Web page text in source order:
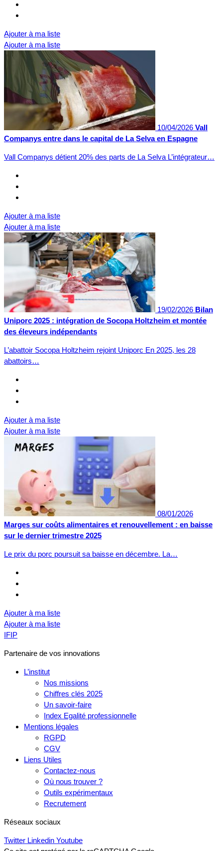
Ajouter à ma liste
Ajouter à ma liste
10/04/2026 Vall
Companys entre dans le capital de La Selva en Espagne
Vall Companys détient 20% des parts de La Selva L’intégrateur…
Ajouter à ma liste
Ajouter à ma liste
19/02/2026 Bilan
Uniporc 2025 : intégration de Socopa Holtzheim et montée
des éleveurs indépendants
L’abattoir Socopa Holtzheim rejoint Uniporc En 2025, les 28
abattoirs…
Ajouter à ma liste
Ajouter à ma liste
08/01/2026
Marges sur coûts alimentaires et renouvellement : en baisse
sur le dernier trimestre 2025
Le prix du porc poursuit sa baisse en décembre. La…
Ajouter à ma liste
Ajouter à ma liste
IFIP
Partenaire de vos innovations
L’institut
Nos missions
Chiffres clés 2025
Un savoir-faire
Index Egalité professionnelle
Mentions légales
RGPD
CGV
Liens Utiles
Contactez-nous
Où nous trouver ?
Outils expérimentaux
Recrutement
Réseaux sociaux
Twitter Linkedin Youtube